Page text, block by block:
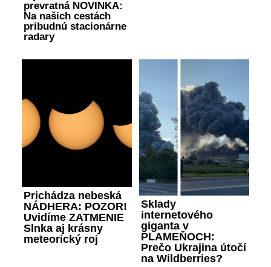
prevratná NOVINKA:
Na našich cestách
pribudnú stacionárne
radary
Prichádza nebeská
NÁDHERA: POZOR!
Uvidíme ZATMENIE
Slnka aj krásny
meteorický roj
Sklady
internetového
giganta v
PLAMEŇOCH:
Prečo Ukrajina útočí
na Wildberries?